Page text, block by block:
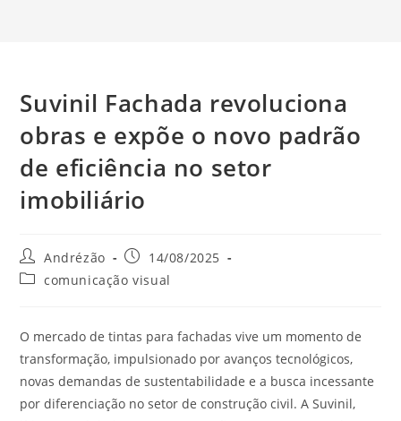
Suvinil Fachada revoluciona
obras e expõe o novo padrão
de eficiência no setor
imobiliário
Andrézão
14/08/2025
comunicação visual
O mercado de tintas para fachadas vive um momento de
transformação, impulsionado por avanços tecnológicos,
novas demandas de sustentabilidade e a busca incessante
por diferenciação no setor de construção civil. A Suvinil,